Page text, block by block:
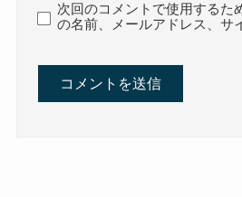
次回のコメントで使用するた
の名前、メールアドレス、サ